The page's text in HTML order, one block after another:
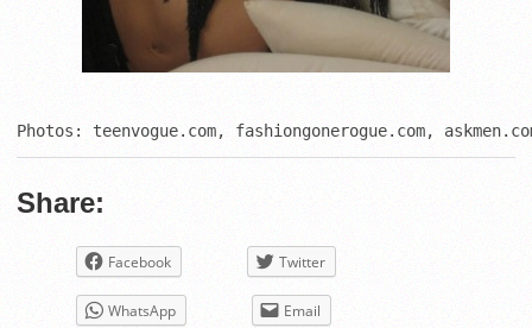
Photos: teenvogue.com, fashiongonerogue.com,
Share:
Facebook Twitter
WhatsApp Email